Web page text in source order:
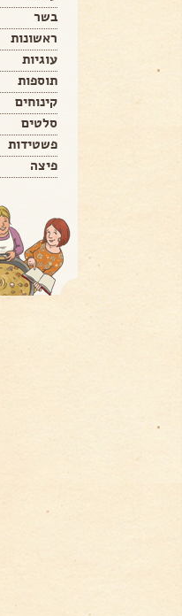
בשר
ראשונות
עוגיות
תוספות
קינוחים
סלטים
פשטידות
פיצה